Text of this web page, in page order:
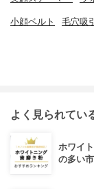
小顔ベルト 毛穴吸
よく見られてい
ホワイ
の多い